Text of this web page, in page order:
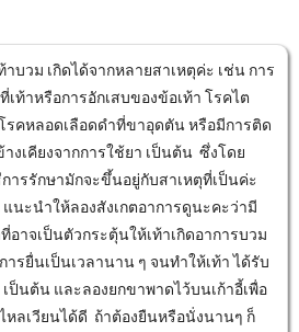
าบวม เกิดได้จากหลายสาเหตุค่ะ เช่น การ
เท้าหรือการอักเสบของข้อเท้า โรคไต
รคหลอดเลือดดำที่ขาอุดตัน หรือมีการติด
างเคียงจากการใช้ยา เป็นต้น ซึ่งโดย
ารรักษามักจะขึ้นอยู่กับสาเหตุที่เป็นค่ะ
แนะนำให้ลองสังเกตอาการดูนะคะว่ามี
อาจเป็นตัวกระตุ้นให้เท้าเกิดอาการบวม
ารยื่นเป็นเวลานาน ๆ จนทำให้เท้า ได้รับ
เป็นต้น และลองยกขาพาดไว้บนเก้าอี้เพื่อ
หลเวียนได้ดี ถ้าต้องยืนหรือนั่งนานๆ ก็